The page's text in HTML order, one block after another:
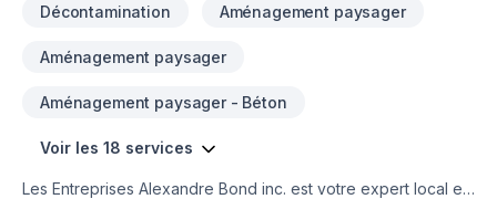
Décontamination Aménagement paysager
Aménagement paysager
Aménagement paysager - Béton
Voir les 18 services
Les Entreprises Alexandre Bond inc. est votre expert local en